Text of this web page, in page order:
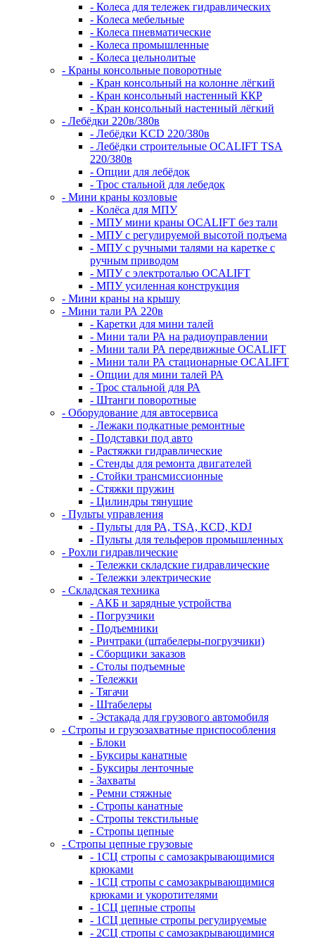
- Колеса для тележек гидравлических
- Колеса мебельные
- Колеса пневматические
- Колеса промышленные
- Колеса цельнолитые
- Краны консольные поворотные
- Кран консольный на колонне лёгкий
- Кран консольный настенный ККР
- Кран консольный настенный лёгкий
- Лебёдки 220в/380в
- Лебёдки KCD 220/380в
- Лебёдки строительные OCALIFT TSA
220/380в
- Опции для лебёдок
- Трос стальной для лебедок
- Мини краны козловые
- Колёса для МПУ
- МПУ мини краны OCALIFT без тали
- МПУ с регулируемой высотой подъема
- МПУ с ручными талями на каретке с
ручным приводом
- МПУ с электроталью OCALIFT
- МПУ усиленная конструкция
- Мини краны на крышу
- Мини тали РА 220в
- Каретки для мини талей
- Мини тали РА на радиоуправлении
- Мини тали РА передвижные OCALIFT
- Мини тали РА стационарные OCALIFT
- Опции для мини талей РА
- Трос стальной для РА
- Штанги поворотные
- Оборудование для автосервиса
- Лежаки подкатные ремонтные
- Подставки под авто
- Растяжки гидравлические
- Стенды для ремонта двигателей
- Стойки трансмиссионные
- Стяжки пружин
- Цилиндры тянущие
- Пульты управления
- Пульты для РА, TSA, KCD, KDJ
- Пульты для тельферов промышленных
- Рохли гидравлические
- Тележки складские гидравлические
- Тележки электрические
- Складская техника
- АКБ и зарядные устройства
- Погрузчики
- Подъемники
- Ричтраки (штабелеры-погрузчики)
- Сборщики заказов
- Столы подъемные
- Тележки
- Тягачи
- Штабелеры
- Эстакада для грузового автомобиля
- Стропы и грузозахватные приспособления
- Блоки
- Буксиры канатные
- Буксиры ленточные
- Захваты
- Ремни стяжные
- Стропы канатные
- Стропы текстильные
- Стропы цепные
- Стропы цепные грузовые
- 1СЦ стропы с самозакрывающимися
крюками
- 1СЦ стропы с самозакрывающимися
крюками и укоротителями
- 1СЦ цепные стропы
- 1СЦ цепные стропы регулируемые
- 2СЦ стропы с самозакрывающимися